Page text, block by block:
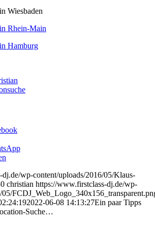
Wiesbaden
Rhein-Main
Hamburg
wp-content/uploads/2016/05/Klaus-
christian https://www.firstclass-dj.de/wp-
2022-06-08 14:13:27Ein paar Tipps
Suche…